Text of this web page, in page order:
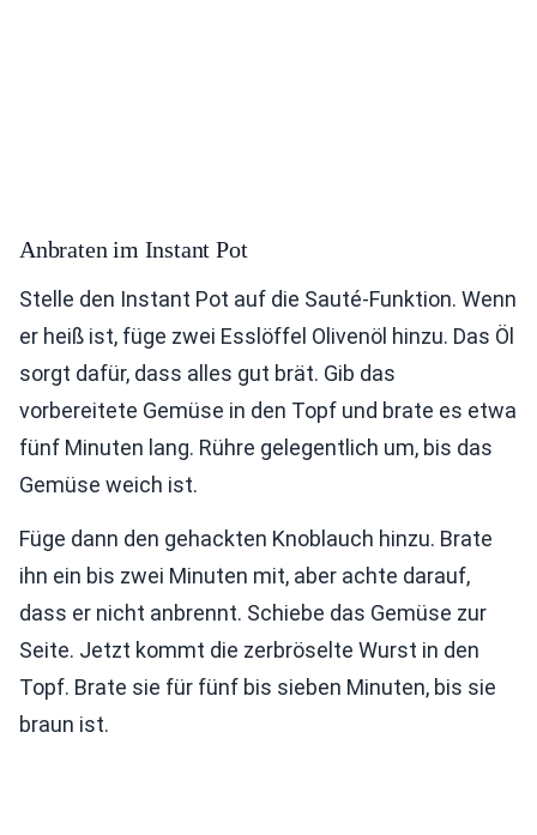
Anbraten im Instant Pot
Stelle den Instant Pot auf die Sauté-Funktion. Wenn
er heiß ist, füge zwei Esslöffel Olivenöl hinzu. Das Öl
sorgt dafür, dass alles gut brät. Gib das
vorbereitete Gemüse in den Topf und brate es etwa
fünf Minuten lang. Rühre gelegentlich um, bis das
Gemüse weich ist.
Füge dann den gehackten Knoblauch hinzu. Brate
ihn ein bis zwei Minuten mit, aber achte darauf,
dass er nicht anbrennt. Schiebe das Gemüse zur
Seite. Jetzt kommt die zerbröselte Wurst in den
Topf. Brate sie für fünf bis sieben Minuten, bis sie
braun ist.